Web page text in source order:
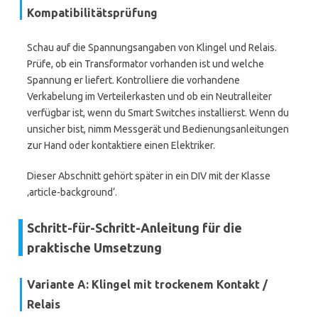
Kompatibilitätsprüfung
Schau auf die Spannungsangaben von Klingel und Relais.
Prüfe, ob ein Transformator vorhanden ist und welche
Spannung er liefert. Kontrolliere die vorhandene
Verkabelung im Verteilerkasten und ob ein Neutralleiter
verfügbar ist, wenn du Smart Switches installierst. Wenn du
unsicher bist, nimm Messgerät und Bedienungsanleitungen
zur Hand oder kontaktiere einen Elektriker.
Dieser Abschnitt gehört später in ein DIV mit der Klasse
‚article-background‘.
Schritt-für-Schritt-Anleitung für die
praktische Umsetzung
Variante A: Klingel mit trockenem Kontakt /
Relais